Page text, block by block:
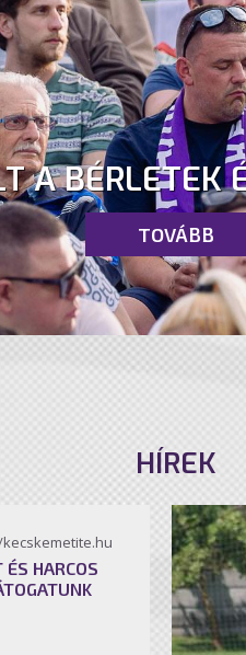
A BÉRLETEK
TOVÁBB
HÍREK
kecskemetite.hu
HARCOS